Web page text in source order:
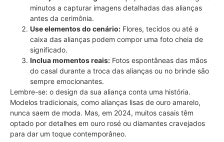
minutos a capturar imagens detalhadas das alianças
antes da cerimônia.
Use elementos do cenário: Flores, tecidos ou até a
caixa das alianças podem compor uma foto cheia de
significado.
Inclua momentos reais: Fotos espontâneas das mãos
do casal durante a troca das alianças ou no brinde são
sempre emocionantes.
Lembre-se: o design da sua aliança conta uma história.
Modelos tradicionais, como alianças lisas de ouro amarelo,
nunca saem de moda. Mas, em 2024, muitos casais têm
optado por detalhes em ouro rosé ou diamantes cravejados
para dar um toque contemporâneo.